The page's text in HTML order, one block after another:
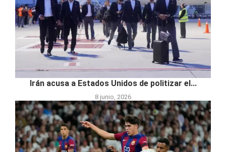
Irán acusa a Estados Unidos de politizar el...
8 junio, 2026